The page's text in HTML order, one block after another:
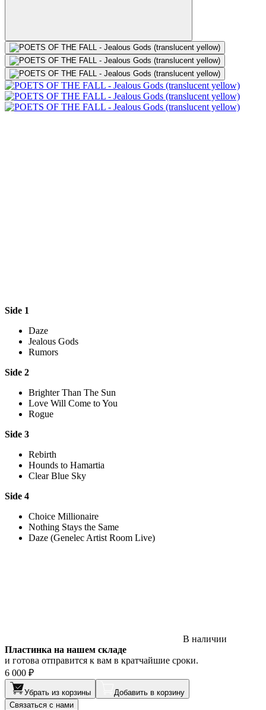
Side 1
Daze
Jealous Gods
Rumors
Side 2
Brighter Than The Sun
Love Will Come to You
Rogue
Side 3
Rebirth
Hounds to Hamartia
Clear Blue Sky
Side 4
Choice Millionaire
Nothing Stays the Same
Daze (Genelec Artist Room Live)
В наличии
Пластинка на нашем складе
и готова отправится к вам в кратчайшие сроки.
6 000 ₽
Убрать из корзины
Добавить в корзину
Связаться с нами